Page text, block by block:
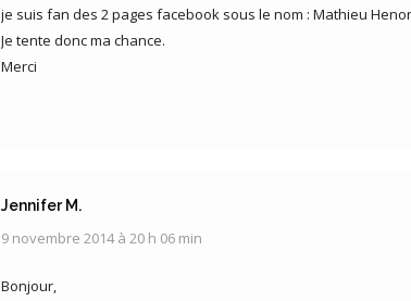
je suis fan des 2 pages facebook sous le nom : Mathieu
Je tente donc ma chance.
Merci
Jennifer M.
dit
9 novembre 2014 à 20 h 06 min
Bonjour,